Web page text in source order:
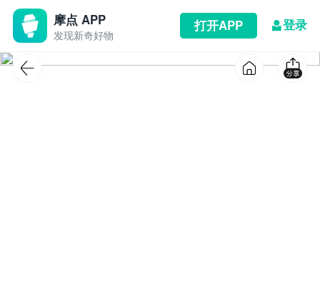
摩点 APP
发现新奇好物
打开APP 登录